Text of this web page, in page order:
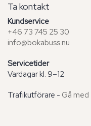
Ta kontakt
Kundservice
+46 73 745 25 30
info@bokabuss.nu
Servicetider
Vardagar kl. 9–12
Trafikutförare - Gå med